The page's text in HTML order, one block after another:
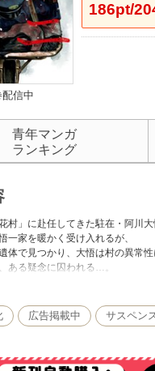
配信中
186pt/
青年マンガ
ランキング
村」に赴任してきた駐在・阿川大
一家を暖かく受け入れるが、
体で見つかり、大悟は村の異常性
ある疑念に囚われる…。
件、村に充満する排除の空気、
村八分”サスペンス堂々開幕!!
広告掲載中 サスペン